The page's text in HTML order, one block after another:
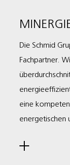
Die Schmid
Fachpartner.
eine
energetischen